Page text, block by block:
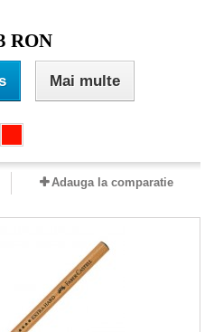
RON
Mai multe
Adauga la comparatie